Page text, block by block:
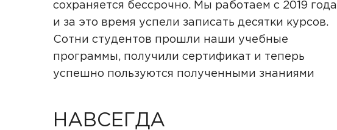
сохраняется бессрочно. Мы работаем с 2019 года
и за это время успели записать десятки курсов.
Сотни студентов прошли наши учебные
программы, получили сертификат и теперь
успешно пользуются полученными знаниями
НАВСЕГДА